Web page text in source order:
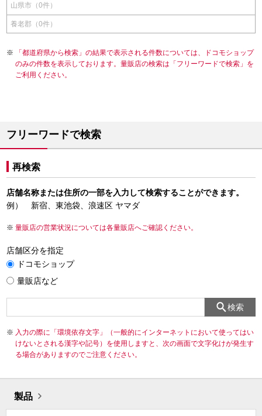
山県市（0件）
養老郡（0件）
「都道府県から検索」の結果で表示される件数については、ドコモショップ
のみの件数を表示しております。量販店の検索は「フリーワードで検索」を
ご利用ください。
フリーワードで検索
再検索
店舗名称または住所の一部を入力して検索することができます。
例） 新宿、東池袋、浪速区 ヤマダ
量販店の営業状況については各量販店へご確認ください。
店舗区分を指定
ドコモショップ
量販店など
検索
入力の際に「環境依存文字」（一般的にインターネットにおいて使ってはい
けないとされる漢字や記号）を使用しますと、次の画面で文字化けが発生す
る場合がありますのでご注意ください。
製品